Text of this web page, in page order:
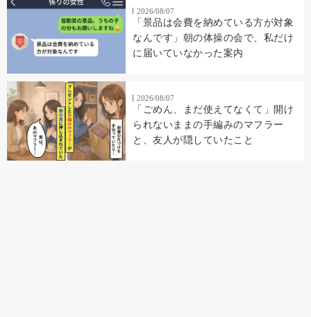
2026/08/07
「景品は会費を納めている方が対象
なんです」朝の体操の会で、私だけ
に届いていなかった案内
2026/08/07
「ごめん、まだ使えてなくて」開け
られないままの手編みのマフラー
と、友人が隠していたこと